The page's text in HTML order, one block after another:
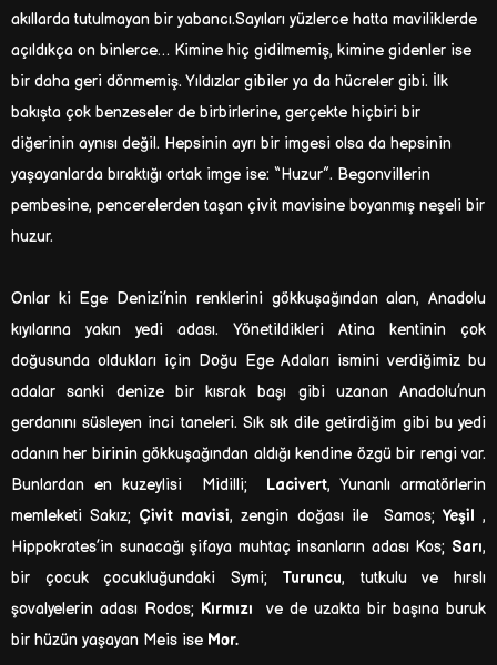
akıllarda tutulmayan bir yabancı.Sayıları yüzlerce hatta maviliklerde
açıldıkça on binlerce… Kimine hiç gidilmemiş, kimine gidenler ise
bir daha geri dönmemiş. Yıldızlar gibiler ya da hücreler gibi. İlk
bakışta çok benzeseler de birbirlerine, gerçekte hiçbiri bir
diğerinin aynısı değil. Hepsinin ayrı bir imgesi olsa da hepsinin
yaşayanlarda bıraktığı ortak imge ise: “Huzur”. Begonvillerin
pembesine, pencerelerden taşan çivit mavisine boyanmış neşeli bir
huzur.
Onlar ki Ege Denizi’nin renklerini gökkuşağından alan, Anadolu
kıyılarına yakın yedi adası. Yönetildikleri Atina kentinin çok
doğusunda oldukları için Doğu Ege Adaları ismini verdiğimiz bu
adalar sanki denize bir kısrak başı gibi uzanan Anadolu’nun
gerdanını süsleyen inci taneleri. Sık sık dile getirdiğim gibi bu yedi
adanın her birinin gökkuşağından aldığı kendine özgü bir rengi var.
Bunlardan en kuzeylisi Midilli; Lacivert, Yunanlı armatörlerin
memleketi Sakız; Çivit mavisi, zengin doğası ile Samos; Yeşil ,
Hippokrates’in sunacağı şifaya muhtaç insanların adası Kos; Sarı,
bir çocuk çocukluğundaki Symi; Turuncu, tutkulu ve hırslı
şovalyelerin adası Rodos; Kırmızı
ve de uzakta bir başına buruk
bir hüzün yaşayan Meis ise Mor.